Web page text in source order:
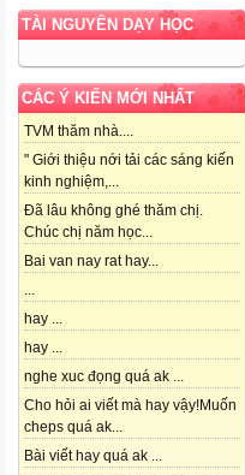
TÀI NGUYÊN DẠY HỌC
CÁC Ý KIẾN MỚI NHẤT
TVM thăm nhà....
" Giới thiệu nới tải các sáng kiến
kinh nghiệm,...
Đã lâu không ghé thăm chị.
Chúc chị năm học...
Bai van nay rat hay...
...
hay ...
hay ...
nghe xuc đọng quá ak ...
Cho hỏi ai viết mà hay vậy!Muốn
cheps quá ak...
Bài viết hay quá ak ...